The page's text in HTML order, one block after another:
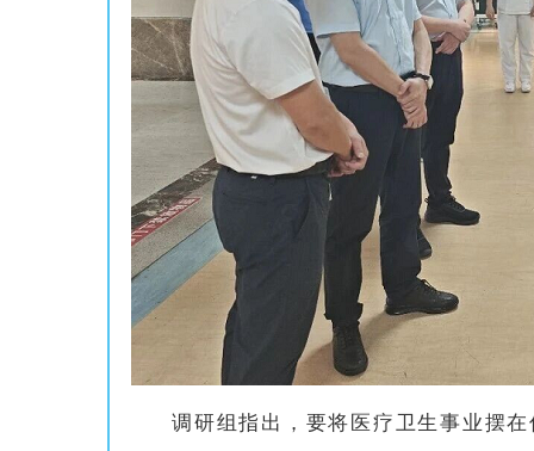
调研组指出，要将医疗卫生事业摆